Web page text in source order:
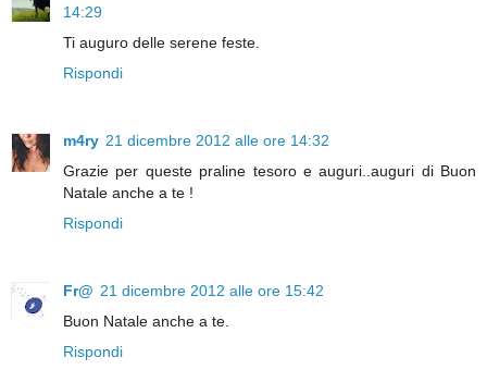
14:29
Ti auguro delle serene feste.
Rispondi
m4ry 21 dicembre 2012 alle ore 14:32
Grazie per queste praline tesoro e auguri..auguri di Buon
Natale anche a te !
Rispondi
Fr@ 21 dicembre 2012 alle ore 15:42
Buon Natale anche a te.
Rispondi